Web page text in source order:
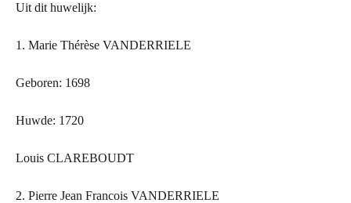
Uit dit huwelijk:
1. Marie Thérèse VANDERRIELE
Geboren: 1698
Huwde: 1720
Louis CLAREBOUDT
2. Pierre Jean Francois VANDERRIELE